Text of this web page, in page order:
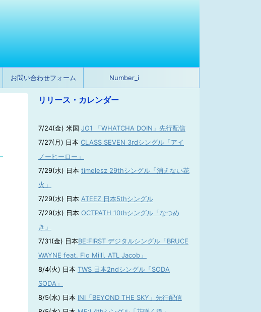
お問い合わせフォーム Number_i
リリース・カレンダー
7/24(金) 米国 JO1 「WHATCHA DOIN」先行配信
7/27(月) 日本 CLASS SEVEN 3rdシングル「アイ
ノーヒーロー」
7/29(水) 日本 timelesz 29thシングル「消えない花
火」
7/29(水) 日本 ATEEZ 日本5thシングル
7/29(水) 日本 OCTPATH 10thシングル「なつめ
き」
7/31(金) 日本BE:FIRST デジタルシングル「BRUCE
WAYNE feat. Flo Milli, ATL Jacob」
8/4(火) 日本 TWS 日本2ndシングル「SODA
SODA」
8/5(水) 日本 INI「BEYOND THE SKY」先行配信